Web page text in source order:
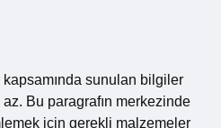
kapsamında sunulan bilgiler
az. Bu paragrafın merkezinde
için gerekli malzemeler